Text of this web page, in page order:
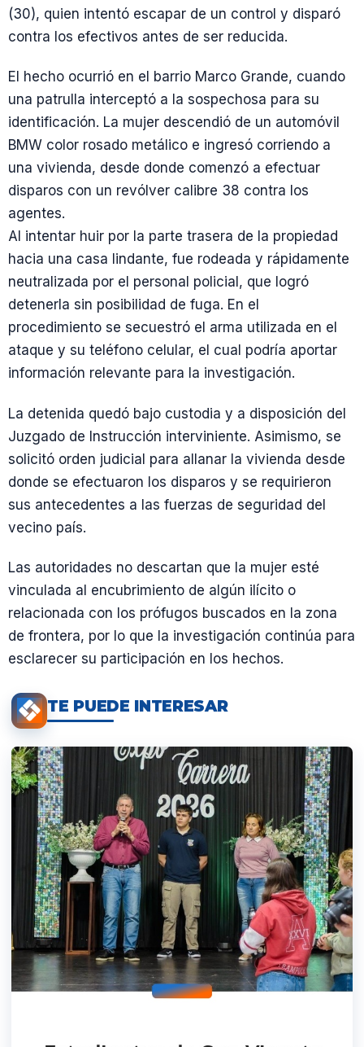
(30), quien intentó escapar de un control y disparó
contra los efectivos antes de ser reducida.
El hecho ocurrió en el barrio Marco Grande, cuando
una patrulla interceptó a la sospechosa para su
identificación. La mujer descendió de un automóvil
BMW color rosado metálico e ingresó corriendo a
una vivienda, desde donde comenzó a efectuar
disparos con un revólver calibre 38 contra los
agentes.
Al intentar huir por la parte trasera de la propiedad
hacia una casa lindante, fue rodeada y rápidamente
neutralizada por el personal policial, que logró
detenerla sin posibilidad de fuga. En el
procedimiento se secuestró el arma utilizada en el
ataque y su teléfono celular, el cual podría aportar
información relevante para la investigación.
La detenida quedó bajo custodia y a disposición del
Juzgado de Instrucción interviniente. Asimismo, se
solicitó orden judicial para allanar la vivienda desde
donde se efectuaron los disparos y se requirieron
sus antecedentes a las fuerzas de seguridad del
vecino país.
Las autoridades no descartan que la mujer esté
vinculada al encubrimiento de algún ilícito o
relacionada con los prófugos buscados en la zona
de frontera, por lo que la investigación continúa para
esclarecer su participación en los hechos.
TE PUEDE INTERESAR